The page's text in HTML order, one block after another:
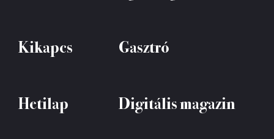
Kikapcs Gasztró
Hetilap Digitális magazin